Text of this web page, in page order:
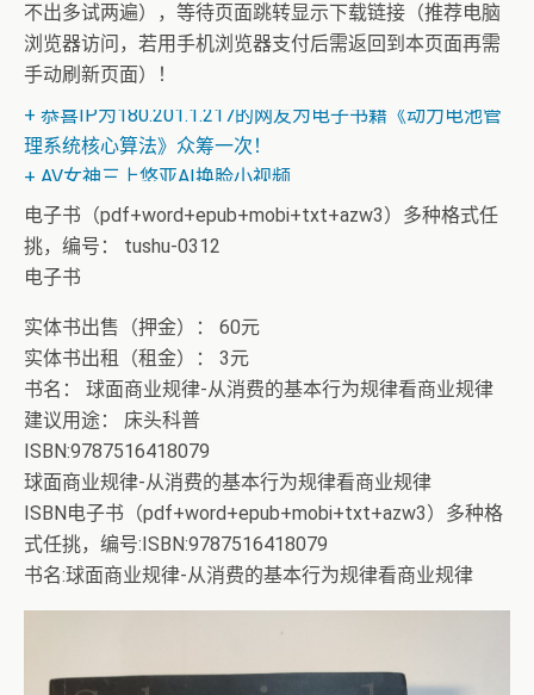
不出多试两遍），等待页面跳转显示下载链接（推荐电脑
浏览器访问，若用手机浏览器支付后需返回到本页面再需
手动刷新页面）！
+ 恒星世界在暴力中诞生，也在暴力中消亡！《了解宇宙
如何运行》
+ 恭喜IP为180.201.1.217的网友为电子书籍《动力电池管
理系统核心算法》众筹一次！
+ AV女神三上悠亚AI换脸小视频
电子书（pdf+word+epub+mobi+txt+azw3）多种格式任
挑，编号： tushu-0312
电子书
实体书出售（押金）： 60元
实体书出租（租金）： 3元
书名： 球面商业规律-从消费的基本行为规律看商业规律
建议用途： 床头科普
ISBN:9787516418079
球面商业规律-从消费的基本行为规律看商业规律
ISBN电子书（pdf+word+epub+mobi+txt+azw3）多种格
式任挑，编号:ISBN:9787516418079
书名:球面商业规律-从消费的基本行为规律看商业规律